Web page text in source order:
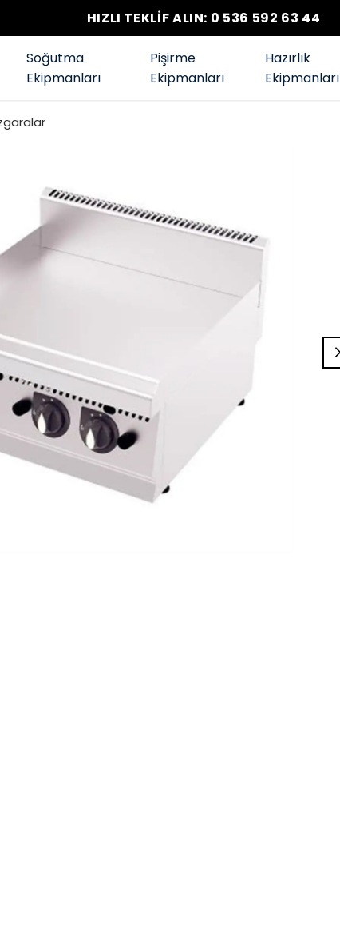
HIZLI TEKLİF ALIN: 0 536 592 63 44
Soğutma
Ekipmanları
Pişirme
Ekipmanları
Hazırlık
Ekipmanları